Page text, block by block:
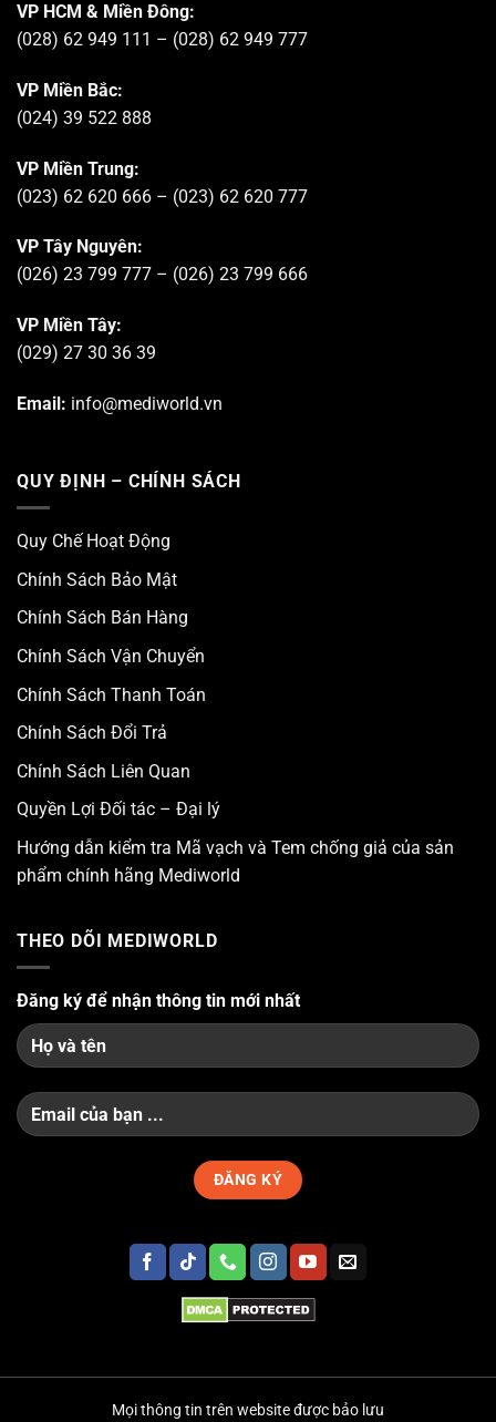
VP HCM & Miền Đông:
(028) 62 949 111 – (028) 62 949 777
VP Miền Bắc:
(024) 39 522 888
VP Miền Trung:
(023) 62 620 666 – (023) 62 620 777
VP Tây Nguyên:
(026) 23 799 777 – (026) 23 799 666
VP Miền Tây:
(029) 27 30 36 39
Email: info@mediworld.vn
QUY ĐỊNH – CHÍNH SÁCH
Quy Chế Hoạt Động
Chính Sách Bảo Mật
Chính Sách Bán Hàng
Chính Sách Vận Chuyển
Chính Sách Thanh Toán
Chính Sách Đổi Trả
Chính Sách Liên Quan
Quyền Lợi Đối tác – Đại lý
Hướng dẫn kiểm tra Mã vạch và Tem chống giả của sản
phẩm chính hãng Mediworld
THEO DÕI MEDIWORLD
Đăng ký để nhận thông tin mới nhất
Mọi thông tin trên website được bảo lưu